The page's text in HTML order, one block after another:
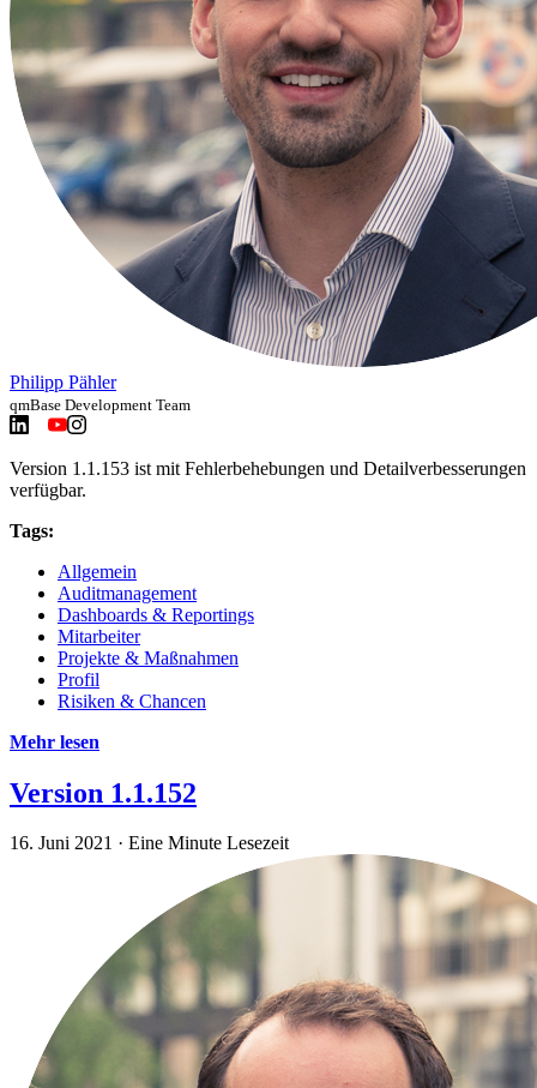
Philipp Pähler
qmBase Development Team
Version 1.1.153 ist mit Fehlerbehebungen und Detailverbesserungen
verfügbar.
Tags:
Allgemein
Auditmanagement
Dashboards & Reportings
Mitarbeiter
Projekte & Maßnahmen
Profil
Risiken & Chancen
Mehr lesen
Version 1.1.152
16. Juni 2021 · Eine Minute Lesezeit